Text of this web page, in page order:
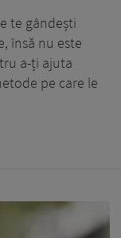
te gândești
însă nu este
a-ți ajuta
pe care le